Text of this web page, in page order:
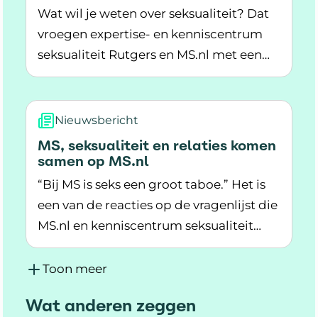
Wat wil je weten over seksualiteit? Dat
vroegen expertise- en kenniscentrum
seksualiteit Rutgers en MS.nl met een
enquête aan mensen met MS en hun
dagelijks leven met multiple sclerose.
Seksualiteit is hierin een belangrijk
onderwerp. Binnenkort is hierover op
MS.nl en bij Rutgers flink meer
informatie te vinden. En dat is hard
nodig.
Lees meer over Mensen met MS willen weten:
Nieuwsbericht
MS, seksualiteit en relaties komen
samen op MS.nl
“Bij MS is seks een groot taboe.” Het is
een van de reacties op de vragenlijst die
MS.nl en kenniscentrum seksualiteit
Rutgers eind vorig jaar verspreidden.
Maar mensen met MS en hun naasten
je je seksleven prettig? En hoe praat je
Lees meer over MS, seksualiteit en relaties
Toon meer
Wat anderen zeggen